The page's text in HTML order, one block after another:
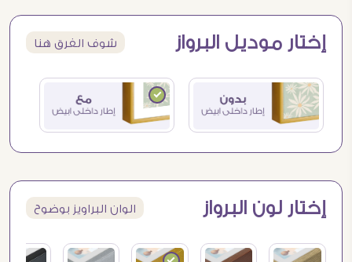
إختار موديل البرواز شوف الفرق هنا
إختار لون البرواز الوان البراويز بوضوح